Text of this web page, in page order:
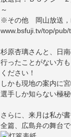
～
※その他 岡山放送，
www.bsfuji.tv/top/
杉原杏璃さんと、日
行ったことがない方
ください！
しかも現地の案内に
選手しか知らない極
さらに、来月は私が
全篇、広島弁の舞台で